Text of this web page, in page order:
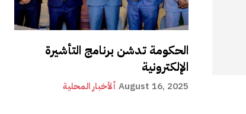
الحكومة تدشن برنامج التأشيرة
الإلكترونية
ألأخبار المحلية August 16, 2025